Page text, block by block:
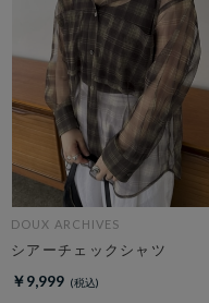
DOUX ARCHIVES
シアーチェックシャツ
￥9,999